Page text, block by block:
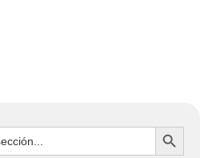
Botón de búsqueda